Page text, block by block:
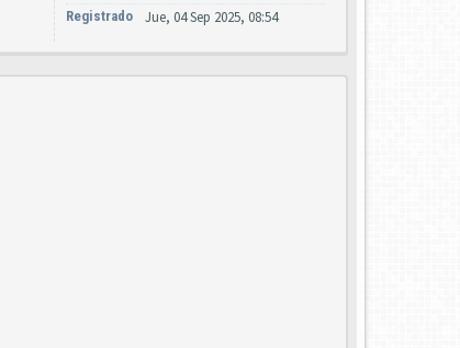
Registrado Jue, 04 Sep 2025, 08:54